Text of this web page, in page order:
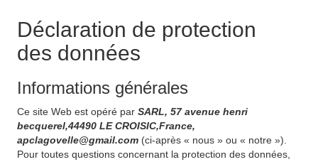
Déclaration de protection
des données
Informations générales
Ce site Web est opéré par SARL, 57 avenue henri
becquerel,44490 LE CROISIC,France,
apclagovelle@gmail.com (ci-après « nous » ou « notre »).
Pour toutes questions concernant la protection des données,